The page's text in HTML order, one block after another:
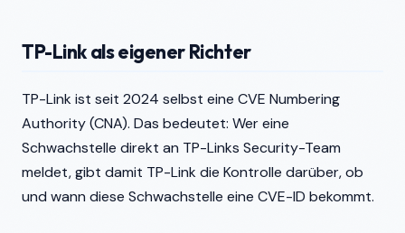
TP-Link als eigener Richter
TP-Link ist seit 2024 selbst eine CVE Numbering
Authority (CNA). Das bedeutet: Wer eine
Schwachstelle direkt an TP-Links Security-Team
meldet, gibt damit TP-Link die Kontrolle darüber, ob
und wann diese Schwachstelle eine CVE-ID bekommt.